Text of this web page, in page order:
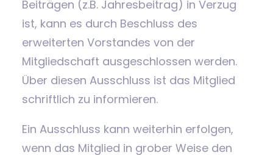
Beiträgen (z.B. Jahresbeitrag) in Verzug
ist, kann es durch Beschluss des
erweiterten Vorstandes von der
Mitgliedschaft ausgeschlossen werden.
Über diesen Ausschluss ist das Mitglied
schriftlich zu informieren.
Ein Ausschluss kann weiterhin erfolgen,
wenn das Mitglied in grober Weise den